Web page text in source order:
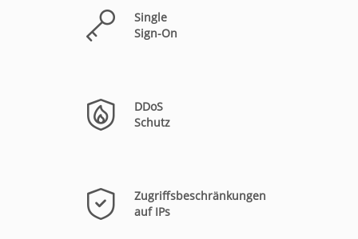
Single
Sign-On
DDoS
Schutz
Zugriffsbeschränkungen
auf IPs